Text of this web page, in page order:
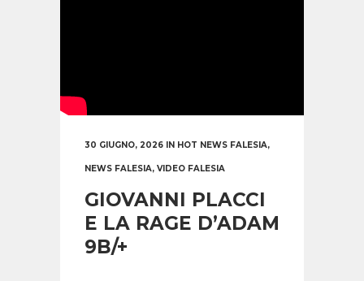
30 GIUGNO, 2026 IN HOT NEWS FALESIA,
NEWS FALESIA, VIDEO FALESIA
GIOVANNI PLACCI
E LA RAGE D’ADAM
9B/+